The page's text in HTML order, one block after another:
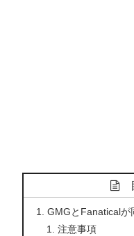
GMGとFanaticalが
注意事項